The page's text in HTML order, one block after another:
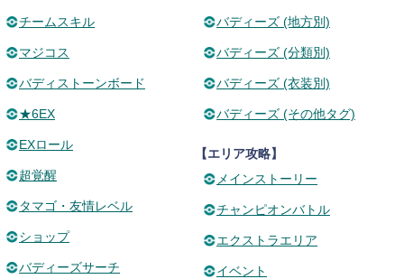
チームスキル
マジコス
バディストーンボード
★6EX
EXロール
超覚醒
タマゴ・友情レベル
ショップ
バディーズサーチ
バディーズ (地方別)
バディーズ (分類別)
バディーズ (衣装別)
バディーズ (その他タグ)
【エリア攻略】
メインストーリー
チャンピオンバトル
エクストラエリア
イベント